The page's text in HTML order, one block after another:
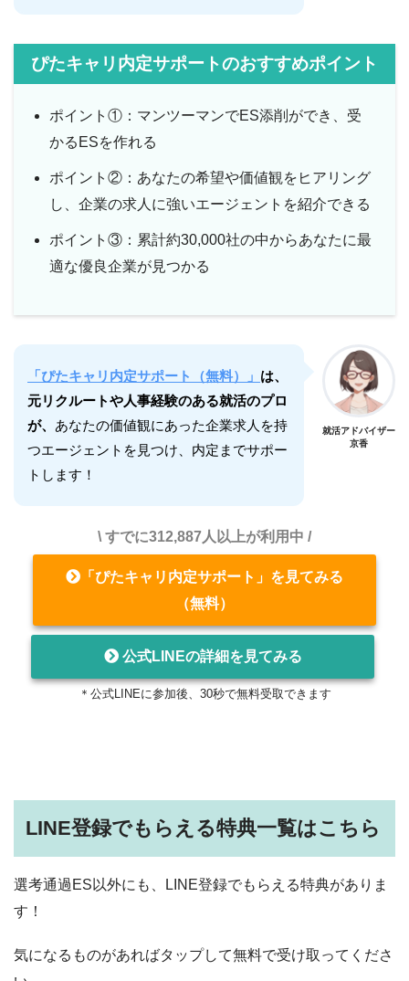
ぴたキャリ内定サポートのおすすめポイント
ポイント①：マンツーマンでES添削ができ、受
かるESを作れる
ポイント②：あなたの希望や価値観をヒアリング
し、企業の求人に強いエージェントを紹介できる
ポイント③：累計約30,000社の中からあなたに最
適な優良企業が見つかる
「ぴたキャリ内定サポート（無料）」 は、
元リクルートや人事経験のある就活のプロ
が、 あなたの価値観にあった企業求人を持
つエージェントを見つけ、内定までサポー
トします！
就活アドバイザー
京香
\ すでに312,887人以上が利用中 /
「ぴたキャリ内定サポート」を見てみる
（無料）
公式LINEの詳細を見てみる
＊公式LINEに参加後、30秒で無料受取できます
LINE登録でもらえる特典一覧はこちら
選考通過ES以外にも、LINE登録でもらえる特典がありま
す！
気になるものがあればタップして無料で受け取ってくださ